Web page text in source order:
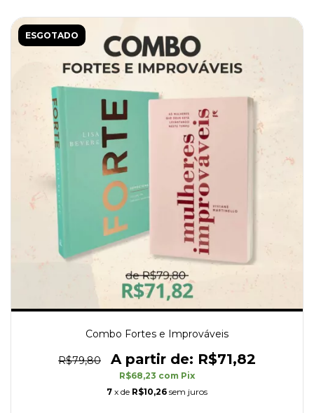
ESGOTADO
Combo Fortes e Improváveis
R$79,80 R$71,82
R$68,23 com Pix
7 x de R$10,26 sem juros